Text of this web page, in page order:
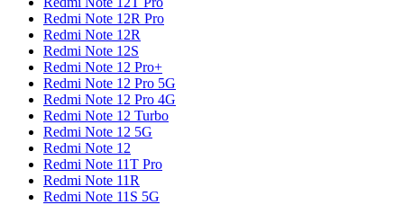
Redmi Note 12R Pro
Redmi Note 12R
Redmi Note 12S
Redmi Note 12 Pro+
Redmi Note 12 Pro 5G
Redmi Note 12 Pro 4G
Redmi Note 12 Turbo
Redmi Note 12 5G
Redmi Note 12
Redmi Note 11T Pro
Redmi Note 11R
Redmi Note 11S 5G